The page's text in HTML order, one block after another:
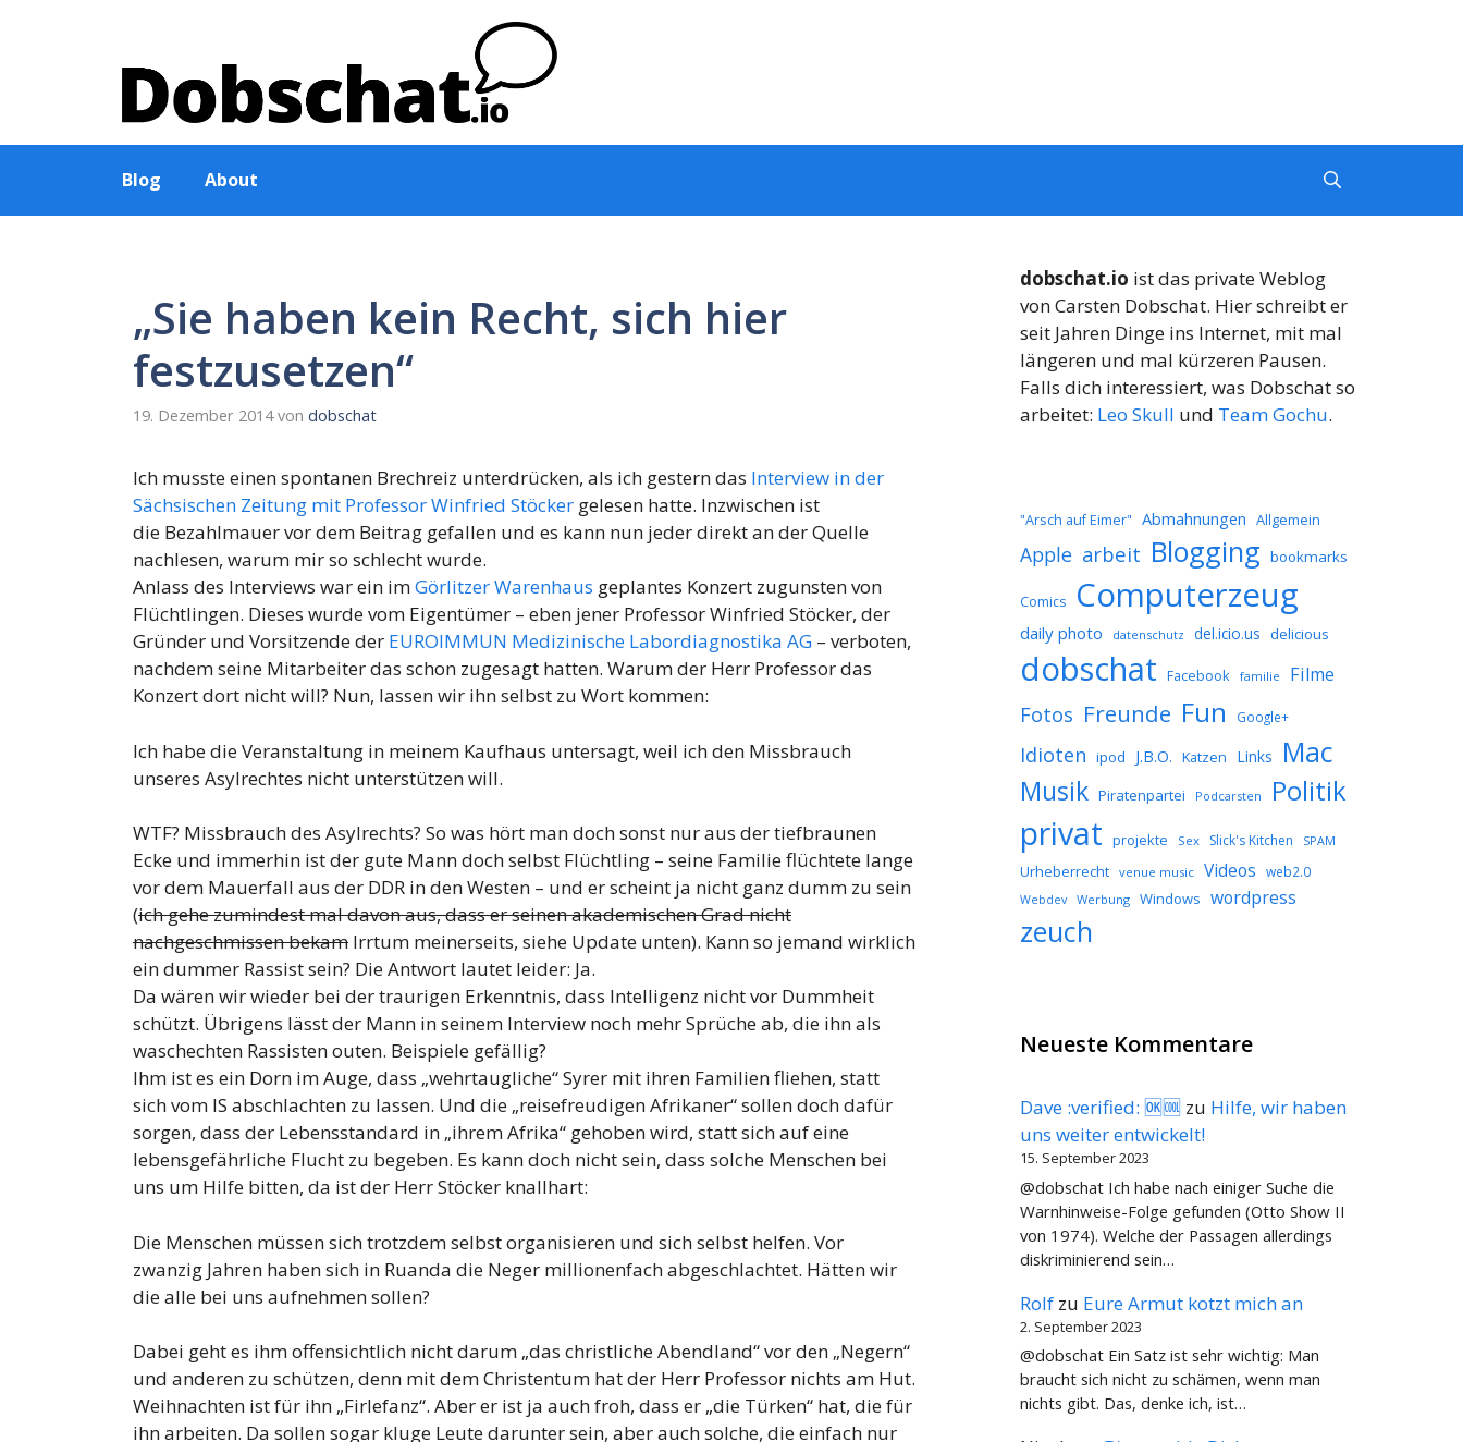
Blog About
„Sie haben kein Recht, sich hier
festzusetzen“
19. Dezember 2014 von dobschat
Ich musste einen spontanen Brechreiz unterdrücken, als ich gestern das Interview in der
Sächsischen Zeitung mit Professor Winfried Stöcker gelesen hatte. Inzwischen ist
die Bezahlmauer vor dem Beitrag gefallen und es kann nun jeder direkt an der Quelle
nachlesen, warum mir so schlecht wurde.
Anlass des Interviews war ein imGörlitzer Warenhaus geplantes Konzert zugunsten von
Flüchtlingen. Dieses wurde vom Eigentümer – eben jener Professor Winfried Stöcker, der
Gründer und Vorsitzende der EUROIMMUN Medizinische Labordiagnostika AG – verboten,
nachdem seine Mitarbeiter das schon zugesagt hatten. Warum der Herr Professor das
Konzert dort nicht will? Nun, lassen wir ihn selbst zu Wort kommen:
Ich habe die Veranstaltung in meinem Kaufhaus untersagt, weil ich den Missbrauch
unseres Asylrechtes nicht unterstützen will.
WTF? Missbrauch des Asylrechts? So was hört man doch sonst nur aus der tiefbraunen
Ecke und immerhin ist der gute Mann doch selbst Flüchtling – seine Familie flüchtete lange
vor dem Mauerfall aus der DDR in den Westen – und er scheint ja nicht ganz dumm zu sein
(ich gehe zumindest mal davon aus, dass er seinen akademischen Grad nicht
nachgeschmissen bekam Irrtum meinerseits, siehe Update unten). Kann so jemand wirklich
ein dummer Rassist sein? Die Antwort lautet leider: Ja.
Da wären wir wieder bei der traurigen Erkenntnis, dass Intelligenz nicht vor Dummheit
schützt. Übrigens lässt der Mann in seinem Interview noch mehr Sprüche ab, die ihn als
waschechten Rassisten outen. Beispiele gefällig?
Ihm ist es ein Dorn im Auge, dass „wehrtaugliche“ Syrer mit ihren Familien fliehen, statt
sich vom IS abschlachten zu lassen. Und die „reisefreudigen Afrikaner“ sollen doch dafür
sorgen, dass der Lebensstandard in „ihrem Afrika“ gehoben wird, statt sich auf eine
lebensgefährliche Flucht zu begeben. Es kann doch nicht sein, dass solche Menschen bei
uns um Hilfe bitten, da ist der Herr Stöcker knallhart:
Die Menschen müssen sich trotzdem selbst organisieren und sich selbst helfen. Vor
zwanzig Jahren haben sich in Ruanda die Neger millionenfach abgeschlachtet. Hätten wir
die alle bei uns aufnehmen sollen?
Dabei geht es ihm offensichtlich nicht darum „das christliche Abendland“ vor den „Negern“
und anderen zu schützen, denn mit dem Christentum hat der Herr Professor nichts am Hut.
Weihnachten ist für ihn „Firlefanz“. Aber er ist ja auch froh, dass er „die Türken“ hat, die für
ihn arbeiten. Da sollen sogar kluge Leute darunter sein, aber auch solche, die einfach nur
dobschat.io ist das private Weblog
von Carsten Dobschat. Hier schreibt er
seit Jahren Dinge ins Internet, mit mal
längeren und mal kürzeren Pausen.
Falls dich interessiert, was Dobschat so
arbeitet: Leo Skull und Team Gochu.
"Arsch auf Eimer" Abmahnungen Allgemein
Apple arbeit Blogging bookmarks
Comics Computerzeug
daily photo datenschutz del.icio.us delicious
dobschat Facebook familie Filme
Fotos Freunde Fun Google+
Idioten ipod J.B.O. Katzen Links Mac
Musik Piratenpartei Podcarsten Politik
privat projekte Sex Slick's Kitchen SPAM
Urheberrecht venue music Videos web2.0
Webdev Werbung Windows wordpress
zeuch
Neueste Kommentare
Dave :verified: 🆗🆒 zu Hilfe, wir haben
uns weiter entwickelt!
15. September 2023
@dobschat Ich habe nach einiger Suche die
Warnhinweise-Folge gefunden (Otto Show II
von 1974). Welche der Passagen allerdings
diskriminierend sein…
Rolf zu Eure Armut kotzt mich an
2. September 2023
@dobschat Ein Satz ist sehr wichtig: Man
braucht sich nicht zu schämen, wenn man
nichts gibt. Das, denke ich, ist…